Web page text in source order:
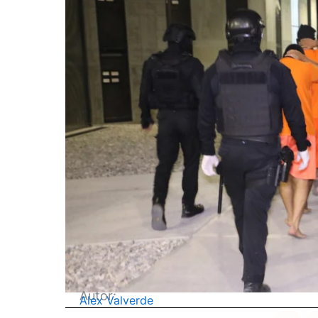
Autor:
Alex Valverde